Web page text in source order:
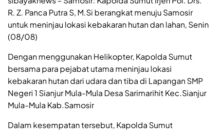
R. Z. Panca Putra S, M.Si berangkat menuju Samosir
untuk meninjau lokasi kebakaran hutan dan lahan, Senin
(08/08)
Dengan menggunakan Helikopter, Kapolda Sumut
bersama para pejabat utama meninjau lokasi
kebakaran hutan dari udara dan tiba di Lapangan SMP
Negeri 1 Sianjur Mula-Mula Desa Sarimarihit Kec.Sianjur
Mula-Mula Kab.Samosir
Dalam kesempatan tersebut, Kapolda Sumut